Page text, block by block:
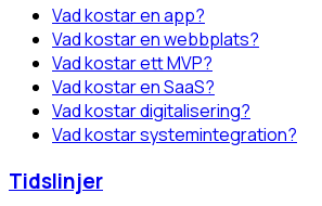
Vad kostar en app?
Vad kostar en webbplats?
Vad kostar ett MVP?
Vad kostar en SaaS?
Vad kostar digitalisering?
Vad kostar systemintegration?
Tidslinjer